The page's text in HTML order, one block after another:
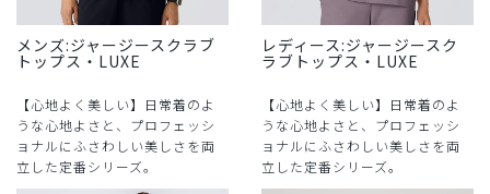
メンズ:ジャージースクラブ
トップス・LUXE
【心地よく美しい】日常着のよ
うな心地よさと、プロフェッシ
ョナルにふさわしい美しさを両
立した定番シリーズ。
レディース:ジャージースク
ラブトップス・LUXE
【心地よく美しい】日常着のよ
うな心地よさと、プロフェッシ
ョナルにふさわしい美しさを両
立した定番シリーズ。